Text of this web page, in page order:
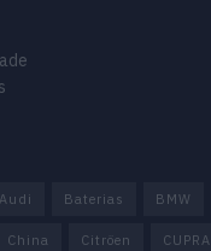
Audi Baterias BMW
China Citröen CUPRA